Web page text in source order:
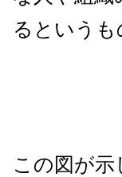
るというも
この図が